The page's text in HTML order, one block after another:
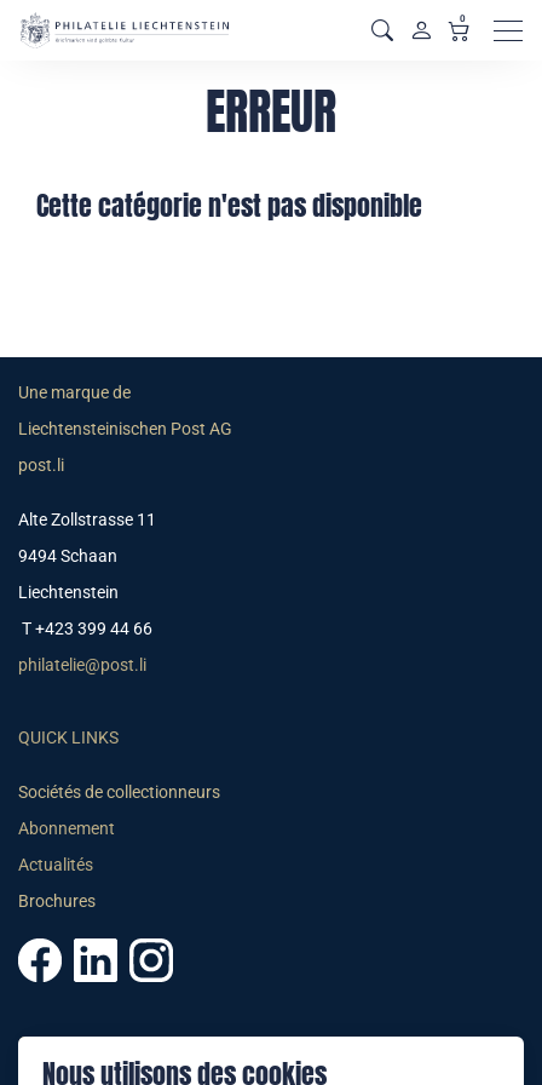
Nous utilisons des cookies
0
ERREUR
Cette catégorie n'est pas disponible
Une marque de
Liechtensteinischen Post AG
post.li
Alte Zollstrasse 11
9494 Schaan
Liechtenstein
T +423 399 44 66
philatelie@post.li
QUICK LINKS
Sociétés de collectionneurs
Abonnement
Actualités
Brochures
© 2025 PHILATELIE LIECHTENSTEIN